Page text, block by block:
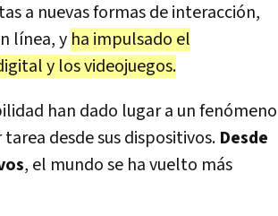
a nuevas formas de interacción,
línea, y ha impulsado el
y los videojuegos.
han dado lugar a un fenómeno
desde sus dispositivos. Desde
, el mundo se ha vuelto más